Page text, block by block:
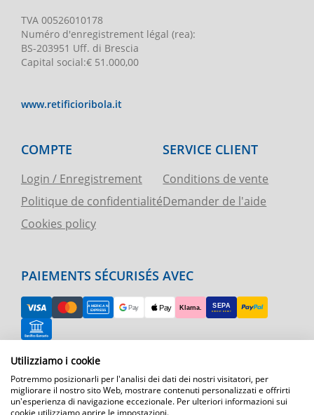
TVA 00526010178
Numéro d'enregistrement légal (rea):
BS-203951 Uff. di Brescia
Capital social:€ 51.000,00
www.retificioribola.it
COMPTE
Login / Enregistrement
Politique de confidentialité
Cookies policy
SERVICE CLIENT
Conditions de vente
Demander de l'aide
PAIEMENTS SÉCURISÉS AVEC
RETOUR FACILE
ASSISTANCE TÉLÉPHONIQUE ET CARTE
Utilizziamo i cookie
Potremmo posizionarli per l'analisi dei dati dei nostri visitatori, per
migliorare il nostro sito Web, mostrare contenuti personalizzati e offrirti
un'esperienza di navigazione eccezionale. Per ulteriori informazioni sui
cookie utilizziamo aprire le impostazioni.